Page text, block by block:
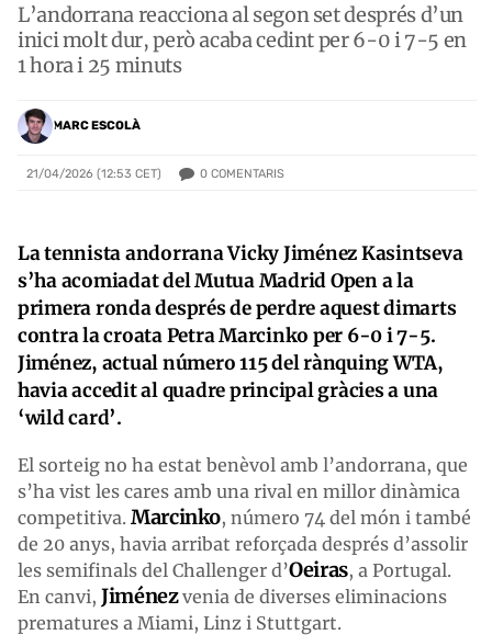
L’andorrana reacciona al segon set després d’un
inici molt dur, però acaba cedint per 6-0 i 7-5 en
1 hora i 25 minuts
MARC ESCOLÀ
21/04/2026 (12:53 CET) 0 COMENTARIS
La tennista andorrana Vicky Jiménez Kasintseva
s’ha acomiadat del Mutua Madrid Open a la
primera ronda després de perdre aquest dimarts
contra la croata Petra Marcinko per 6-0 i 7-5.
Jiménez, actual número 115 del rànquing WTA,
havia accedit al quadre principal gràcies a una
‘wild card’.
El sorteig no ha estat benèvol amb l’andorrana, que
s’ha vist les cares amb una rival en millor dinàmica
competitiva. Marcinko, número 74 del món i també
de 20 anys, havia arribat reforçada després d’assolir
les semifinals del Challenger d’Oeiras, a Portugal.
En canvi, Jiménezvenia de diverses eliminacions
prematures a Miami, Linz i Stuttgart.